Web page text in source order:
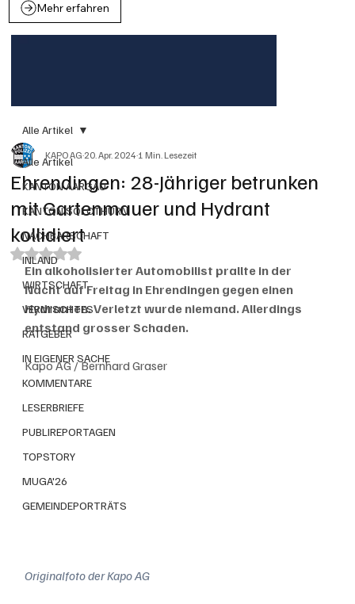
Mehr erfahren
Alle Artikel
KANTON AARGAU
KANTON SOLOTHURN
NACHBARSCHAFT
INLAND
WIRTSCHAFT
VERMISCHTES
RATGEBER
IN EIGENER SACHE
KOMMENTARE
LESERBRIEFE
PUBLIREPORTAGEN
TOPSTORY
MUGA'26
GEMEINDEPORTRÄTS
Alle Artikel
Ehrendingen: 28-Jähriger betrunken
mit Gartenmauer und Hydrant
kollidiert
KAPO AG20. Apr. 20241 Min. Lesezeit
Mit NaN von 5 Sternen bewertet.
Ein alkoholisierter Automobilist prallte in der
Nacht auf Freitag in Ehrendingen gegen einen
Hydranten. Verletzt wurde niemand. Allerdings
entstand grosser Schaden.
Kapo AG / Bernhard Graser
Originalfoto der Kapo AG